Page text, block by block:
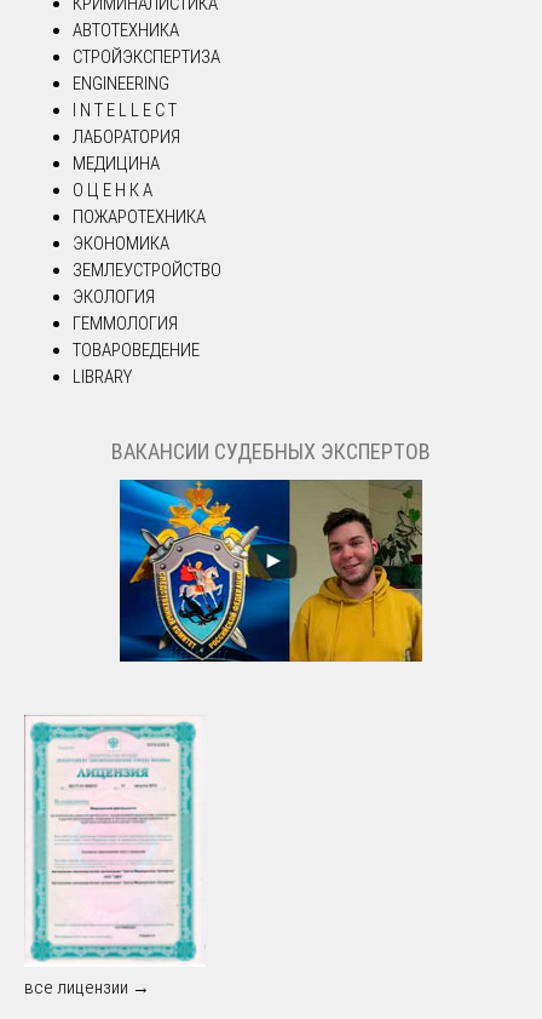
АВТОТЕХНИКА
СТРОЙЭКСПЕРТИЗА
ENGINEERING
I N T E L L E C T
ЛАБОРАТОРИЯ
МЕДИЦИНА
О Ц Е Н К А
ПОЖАРОТЕХНИКА
ЭКОНОМИКА
ЗЕМЛЕУСТРОЙСТВО
ЭКОЛОГИЯ
ГЕММОЛОГИЯ
ТОВАРОВЕДЕНИЕ
LIBRARY
ВАКАНСИИ СУДЕБНЫХ ЭКСПЕРТОВ
все лицензии →